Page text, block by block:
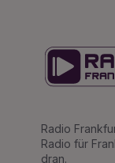
Radio
Radio für
dran.